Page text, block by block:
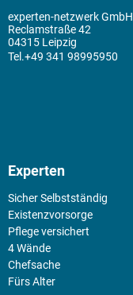
experten-netzwerk GmbH
Reclamstraße 42
04315 Leipzig
+49 341 98995950
Experten
Sicher Selbstständig
Existenz­vorsorge
Pflege versichert
4 Wände
Chefsache
Fürs Alter